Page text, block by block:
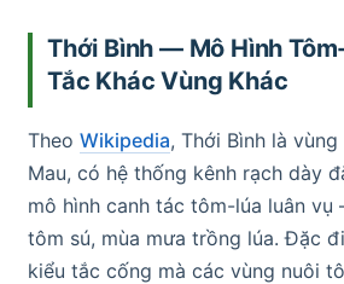
Thới Bình — Mô Hình
Tắc Khác Vùng Khác
Theo Wikipedia, Thới Bình là
Mau, có hệ thống kênh rạch dày
mô hình canh tác tôm-lúa luân
tôm sú, mùa mưa trồng lúa. Đặc
kiểu tắc cống mà các vùng nuôi